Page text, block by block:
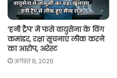
‘हनी ट्रैप’ में फंसे वायुसेना के विंग
कमांडर, रक्षा सूचनाएं लीक करने
का आरोप, अरेस्ट
अगस्त 8, 2026